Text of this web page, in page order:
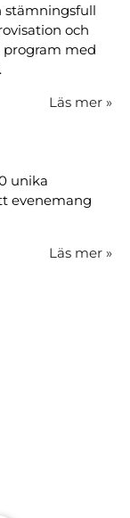
stämningsfull
och
med
Läs mer »
unika
evenemang
Läs mer »